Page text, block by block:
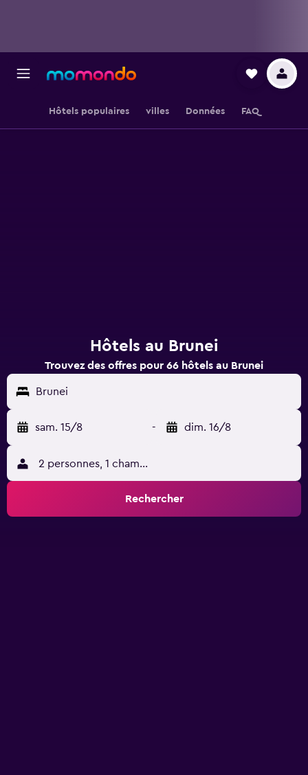
Hôtels populaires villes Données FAQ
Hôtels au Brunei
Trouvez des offres pour 66 hôtels au Brunei
Brunei
sam. 15/8 - dim. 16/8
2 personnes, 1 chambre
Rechercher